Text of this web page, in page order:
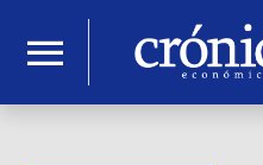
menu